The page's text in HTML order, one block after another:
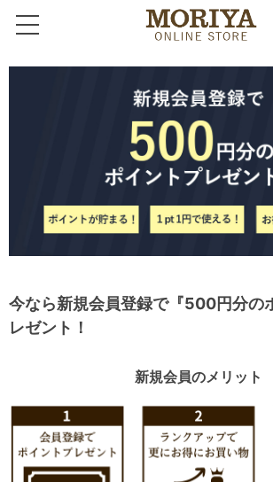
今なら新規会員登録で『500円分の
レゼント！
新規会員のメリット